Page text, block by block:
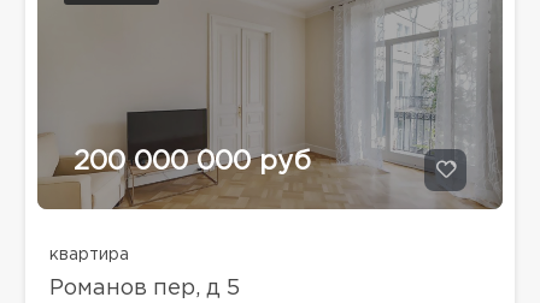
200 000 000 руб
квартира
Романов пер, д 5